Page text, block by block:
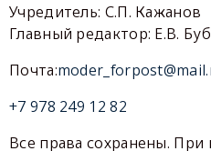
Учредитель: С.П. Кажанов
Главный редактор: Е.В.
Почта:
+7 978 249 12 82
Все права сохранены. При